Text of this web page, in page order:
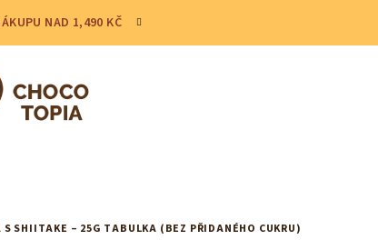
NAD 1,490 KČ
S SHIITAKE – 25G TABULKA (BEZ PŘIDANÉHO CUKRU)